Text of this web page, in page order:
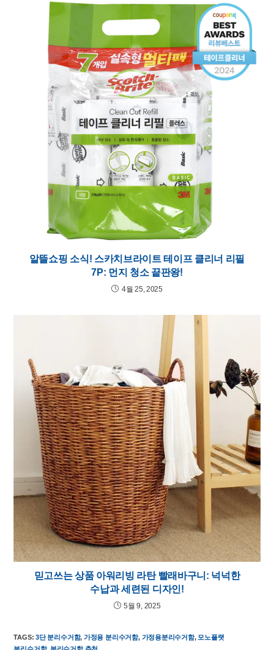
알뜰쇼핑 소식! 스카치브라이트 테이프 클리너 리필
7P: 먼지 청소 끝판왕!
4월 25, 2025
믿고쓰는 상품 아워리빙 라탄 빨래바구니: 넉넉한
수납과 세련된 디자인!
5월 9, 2025
TAGS:3단 분리수거함, 가정용 분리수거함, 가정용분리수거함, 모노플랫